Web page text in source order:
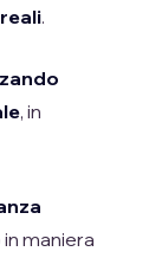
.
, in
maniera